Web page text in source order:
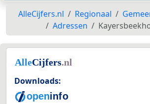
AlleCijfers.nl Regionaal
Adressen
Downloads: